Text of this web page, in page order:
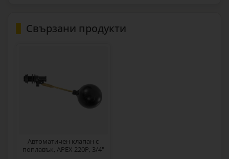
Свързани продукти
Автоматичен клапан с
поплавък, APEX 220P, 3/4"